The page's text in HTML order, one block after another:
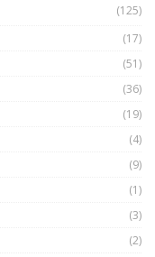
chiến | Phổ cập
(125)
(17)
(51)
(36)
(19)
(4)
(9)
(1)
(3)
(2)